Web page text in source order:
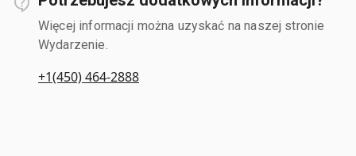
Więcej informacji można uzyskać na naszej stronie
Wydarzenie.
+1(450) 464-2888